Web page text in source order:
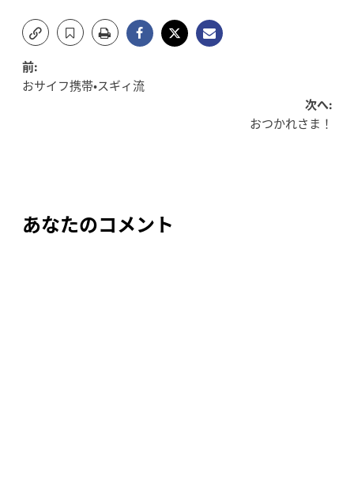
投
ー
前:
おサイフ携帯・スギィ流
次へ:
おつかれさま！
あなたのコメント